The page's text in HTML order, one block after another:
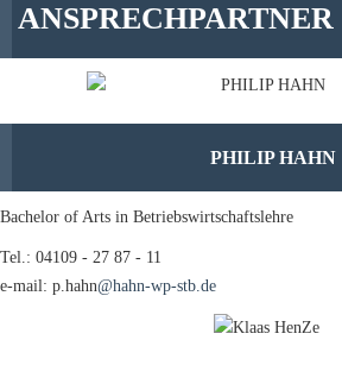
ANSPRECHPARTNER
PHILIP HAHN
Bachelor of Arts in Betriebswirtschaftslehre
Tel.: 04109 - 27 87 - 11
e-mail: p.hahn@hahn-wp-stb.de